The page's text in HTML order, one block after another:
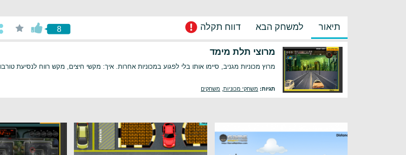
תיאור למשחק הבא דווח תקלה 8
מרוצי תלת מימד
מרוץ מכוניות מגניב, סיימו אותו בלי לפגוע במכוניות אחרות. איך: מקשי חיצים, מקש רווח לנסיעת טורבו
תגיות: משחקי מכוניות משחקים